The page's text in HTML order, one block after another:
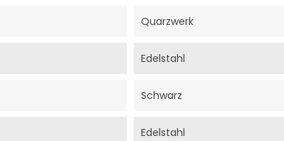
Quarzwerk
Edelstahl
Schwarz
Edelstahl